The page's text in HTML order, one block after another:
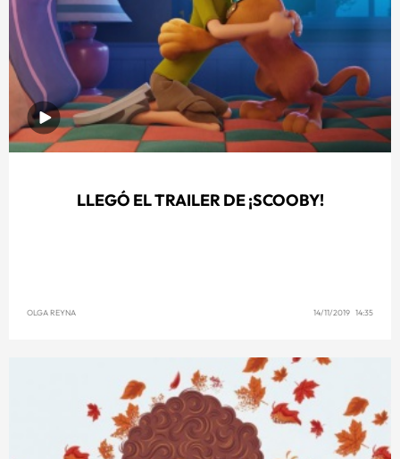
LLEGÓ EL TRAILER DE ¡SCOOBY!
OLGA REYNA 14/11/2019 14:35